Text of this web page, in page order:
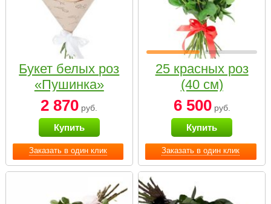
Заказать в один клик
Букет белых роз
«Пушинка»
2 870 руб.
Купить
Заказать в один клик
25 красных роз
(40 см)
6 500руб.
Купить